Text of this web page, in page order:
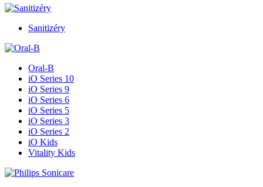
Sanitizéry
Oral-B
iO Series 10
iO Series 9
iO Series 6
iO Series 5
iO Series 3
iO Series 2
iO Kids
Vitality Kids